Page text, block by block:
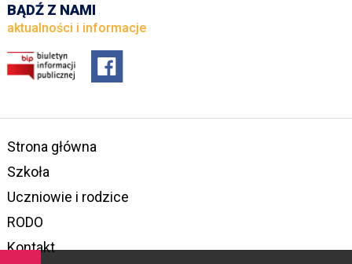
BĄDŹ Z NAMI
aktualności i informacje
Strona główna
Szkoła
Uczniowie i rodzice
RODO
Kontakt